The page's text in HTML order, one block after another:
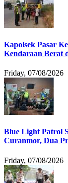
Kapolsek Pasar
Kendaraan Berat
Friday, 07/08/2026
Blue Light Patrol
Curanmor, Dua
Friday, 07/08/2026